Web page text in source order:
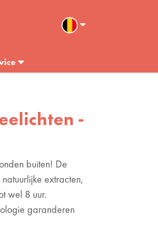
-
buiten! De
extracten,
wel 8 uur.
garanderen